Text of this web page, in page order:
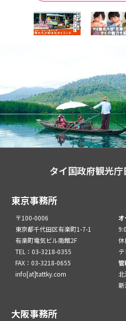
タイ国政府観光
東京事務所
〒100-0006
東京都千代田区有楽町1-7-1
有楽町電気ビル南館2F
TEL：03-3218-0355
FAX：03-3218-0655
info[at]tattky.com
オ
休
管
新
大阪事務所